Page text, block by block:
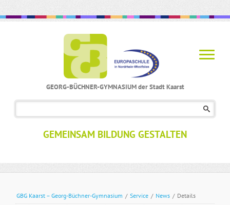
GEORG-BÜCHNER-GYMNASIUM der Stadt Kaarst
GEMEINSAM BILDUNG GESTALTEN
GBG Kaarst – Georg-Büchner-Gymnasium / Service / News / Details